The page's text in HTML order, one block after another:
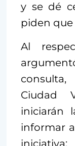
y se dé
piden que
Al
Ciudad
iniciarán
informar